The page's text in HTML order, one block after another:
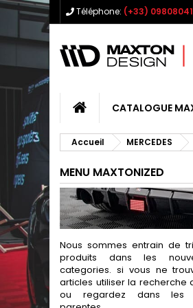
Téléphone: (+33)
CATALOGUE
Accueil MERCEDES
MENU MAXTONIZED
Nous sommes entrain de
produits dans les
categories. si vous ne
articles utiliser la recherche
ou regardez dans les